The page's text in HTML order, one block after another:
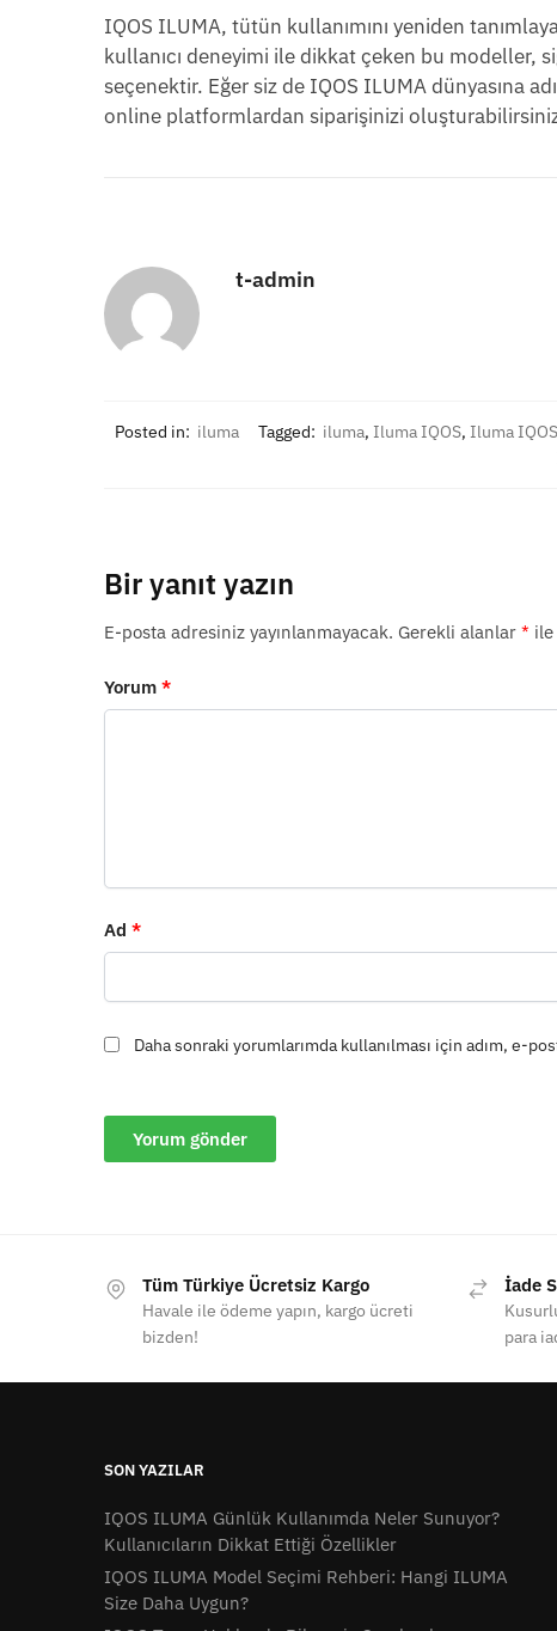
IQOS ILUMA, tütün kullanımını yeniden
kullanıcı deneyimi ile dikkat çeken bu modeller,
seçenektir. Eğer siz de IQOS ILUMA dünyasına
online platformlardan siparişinizi
t-admin
Posted in: iluma Tagged: iluma, Iluma IQOS, Iluma
Bir yanıt yazın
E-posta adresiniz yayınlanmayacak. Gerekli alanlar *
Yorum *
Ad *
Daha sonraki yorumlarımda kullanılması için adım, e-
Tüm Türkiye Ücretsiz Kargo
Havale ile ödeme yapın, kargo ücreti
bizden!
İade
para
SON YAZILAR
IQOS ILUMA Günlük Kullanımda Neler Sunuyor?
Kullanıcıların Dikkat Ettiği Özellikler
IQOS ILUMA Model Seçimi Rehberi: Hangi ILUMA
Size Daha Uygun?